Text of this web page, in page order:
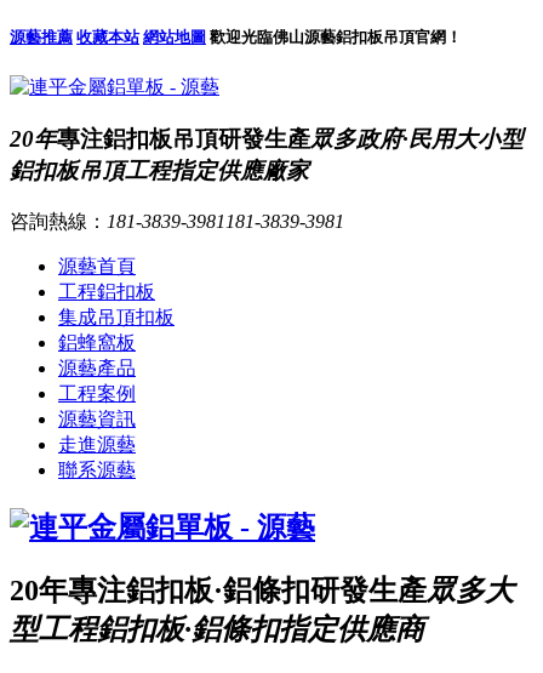
源藝推薦 收藏本站 網站地圖 歡迎光臨佛山源藝鋁扣板吊頂官網！
20年專注鋁扣板吊頂研發生產眾多政府·民用大小型
鋁扣板吊頂工程指定供應廠家
咨詢熱線： 181-3839-3981 181-3839-3981
源藝首頁
工程鋁扣板
集成吊頂扣板
鋁蜂窩板
源藝產品
工程案例
源藝資訊
走進源藝
聯系源藝
20年專注鋁扣板·鋁條扣研發生產眾多大
型工程鋁扣板·鋁條扣指定供應商